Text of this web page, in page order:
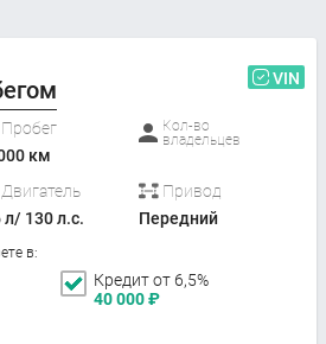
VIN
Пробег
км
Кол-во
владельцев
Двигатель
л/ 130 л.с.
Привод
Передний
в:
Кредит от 6,5%
40 000₽